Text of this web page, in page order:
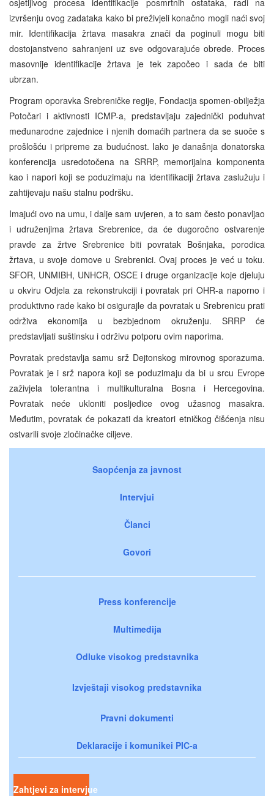
izvršenju ovog zadataka kako bi preživjeli konačno mogli naći svoj
mir. Identifikacija žrtava masakra znači da poginuli mogu biti
dostojanstveno sahranjeni uz sve odgovarajuće obrede. Proces
masovnije identifikacije žrtava je tek započeo i sada će biti
ubrzan.
Program oporavka Srebreničke regije, Fondacija spomen-obilježja
Potočari i aktivnosti ICMP-a, predstavljaju zajednički poduhvat
međunarodne zajednice i njenih domaćih partnera da se suoče s
prošlošću i pripreme za budućnost. Iako je današnja donatorska
konferencija usredotočena na SRRP, memorijalna komponenta
kao i napori koji se poduzimaju na identifikaciji žrtava zaslužuju i
zahtijevaju našu stalnu podršku.
Imajući ovo na umu, i dalje sam uvjeren, a to sam često ponavljao
i udruženjima žrtava Srebrenice, da će dugoročno ostvarenje
pravde za žrtve Srebrenice biti povratak Bošnjaka, porodica
žrtava, u svoje domove u Srebrenici. Ovaj proces je već u toku.
SFOR, UNMIBH, UNHCR, OSCE i druge organizacije koje djeluju
u okviru Odjela za rekonstrukciji i povratak pri OHR-a naporno i
produktivno rade kako bi osigurajle da povratak u Srebrenicu prati
održiva ekonomija u bezbjednom okruženju. SRRP će
predstavljati suštinsku i održivu potporu ovim naporima.
Povratak predstavlja samu srž Dejtonskog mirovnog sporazuma.
Povratak je i srž napora koji se poduzimaju da bi u srcu Evrope
zaživjela tolerantna i multikulturalna Bosna i Hercegovina.
Povratak neće ukloniti posljedice ovog užasnog masakra.
Međutim, povratak će pokazati da kreatori etničkog čišćenja nisu
ostvarili svoje zločinačke ciljeve.
Saopćenja za javnost
Intervjui
Članci
Govori
Press konferencije
Multimedija
Odluke visokog predstavnika
Izvještaji visokog predstavnika
Pravni dokumenti
Deklaracije i komunikei PIC-a
Zahtjevi za intervjue